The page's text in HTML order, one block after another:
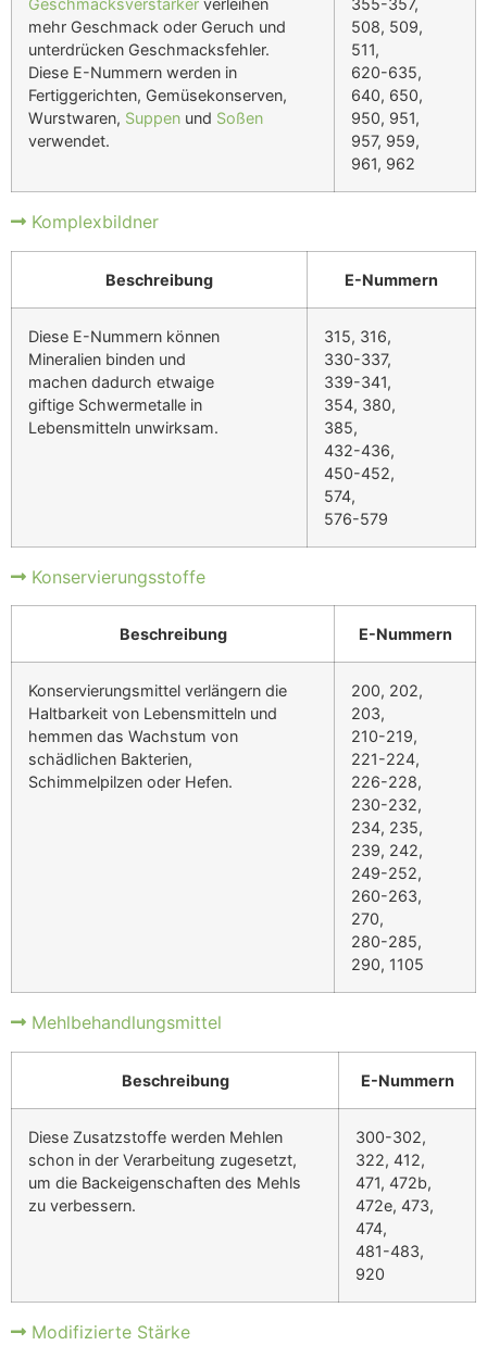
Geschmacksverstärker verleihen
mehr Geschmack oder Geruch und
unterdrücken Geschmacksfehler.
Diese E-Nummern werden in
Fertiggerichten, Gemüsekonserven,
Wurstwaren, Suppen und Soßen
verwendet.
355-357,
508, 509,
511,
620-635,
640, 650,
950, 951,
957, 959,
961, 962
Komplexbildner
Beschreibung E-Nummern
Diese E-Nummern können
Mineralien binden und
machen dadurch etwaige
giftige Schwermetalle in
Lebensmitteln unwirksam.
315, 316,
330-337,
339-341,
354, 380,
385,
432-436,
450-452,
574,
576-579
Konservierungsstoffe
Beschreibung E-Nummern
Konservierungsmittel verlängern die
Haltbarkeit von Lebensmitteln und
hemmen das Wachstum von
schädlichen Bakterien,
Schimmelpilzen oder Hefen.
200, 202,
203,
210-219,
221-224,
226-228,
230-232,
234, 235,
239, 242,
249-252,
260-263,
270,
280-285,
290, 1105
Mehlbehandlungsmittel
Beschreibung E-Nummern
Diese Zusatzstoffe werden Mehlen
schon in der Verarbeitung zugesetzt,
um die Backeigenschaften des Mehls
zu verbessern.
300-302,
322, 412,
471, 472b,
472e, 473,
474,
481-483,
920
Modifizierte Stärke